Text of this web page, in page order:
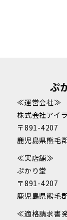
ぷ
≪運営会社≫
株式会社アイ
〒891-4207
鹿児島県熊毛
≪実店舗≫
ぷかり堂
〒891-4207
鹿児島県熊毛
≪適格請求書